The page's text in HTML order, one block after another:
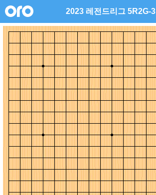
2023 레전드리그 5R2G-3